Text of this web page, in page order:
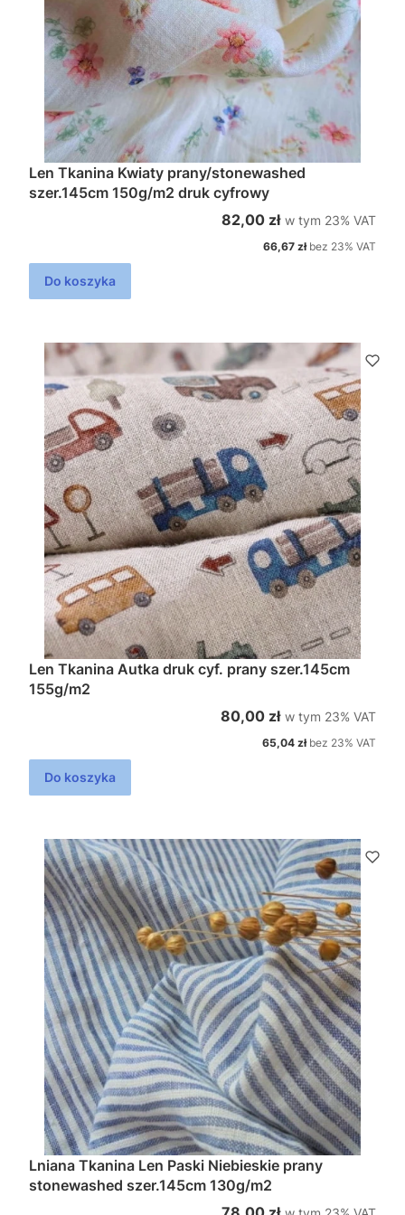
Len Tkanina Kwiaty prany/stonewashed
szer.145cm 150g/m2 druk cyfrowy
Cena brutto
82,00 zł w tym %s VAT
w tym 23% VAT
Cena netto
66,67 zł bez 23% VAT
Do koszyka
Len Tkanina Autka druk cyf. prany szer.145cm
155g/m2
Cena brutto
80,00 zł w tym %s VAT
w tym 23% VAT
Cena netto
65,04 zł bez 23% VAT
Do koszyka
Lniana Tkanina Len Paski Niebieskie prany
stonewashed szer.145cm 130g/m2
Cena bruttow tym %s VAT